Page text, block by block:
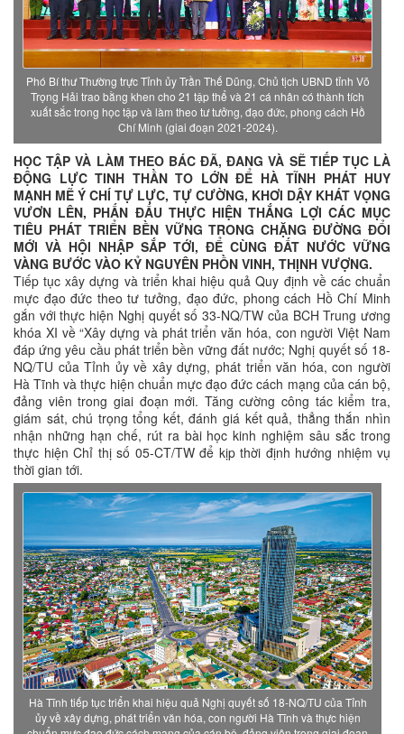
Phó Bí thư Thường trực Tỉnh ủy Trần Thế Dũng, Chủ tịch UBND tỉnh Võ
Trọng Hải trao bằng khen cho 21 tập thể và 21 cá nhân có thành tích
xuất sắc trong học tập và làm theo tư tưởng, đạo đức, phong cách Hồ
Chí Minh (giai đoạn 2021-2024).
HỌC TẬP VÀ LÀM THEO BÁC ĐÃ, ĐANG VÀ SẼ TIẾP TỤC LÀ
ĐỘNG LỰC TINH THẦN TO LỚN ĐỂ HÀ TĨNH PHÁT HUY
MẠNH MẼ Ý CHÍ TỰ LỰC, TỰ CƯỜNG, KHƠI DẬY KHÁT VỌNG
VƯƠN LÊN, PHẤN ĐẤU THỰC HIỆN THẮNG LỢI CÁC MỤC
TIÊU PHÁT TRIỂN BỀN VỮNG TRONG CHẶNG ĐƯỜNG ĐỔI
MỚI VÀ HỘI NHẬP SẮP TỚI, ĐỂ CÙNG ĐẤT NƯỚC VỮNG
VÀNG BƯỚC VÀO KỶ NGUYÊN PHỒN VINH, THỊNH VƯỢNG.
Tiếp tục xây dựng và triển khai hiệu quả Quy định về các chuẩn
mực đạo đức theo tư tưởng, đạo đức, phong cách Hồ Chí Minh
gắn với thực hiện Nghị quyết số 33-NQ/TW của BCH Trung ương
khóa XI về “Xây dựng và phát triển văn hóa, con người Việt Nam
đáp ứng yêu cầu phát triển bền vững đất nước; Nghị quyết số 18-
NQ/TU của Tỉnh ủy về xây dựng, phát triển văn hóa, con người
Hà Tĩnh và thực hiện chuẩn mực đạo đức cách mạng của cán bộ,
đảng viên trong giai đoạn mới. Tăng cường công tác kiểm tra,
giám sát, chú trọng tổng kết, đánh giá kết quả, thẳng thắn nhìn
nhận những hạn chế, rút ra bài học kinh nghiệm sâu sắc trong
thực hiện Chỉ thị số 05-CT/TW để kịp thời định hướng nhiệm vụ
thời gian tới.
Hà Tĩnh tiếp tục triển khai hiệu quả Nghị quyết số 18-NQ/TU của Tỉnh
ủy về xây dựng, phát triển văn hóa, con người Hà Tĩnh và thực hiện